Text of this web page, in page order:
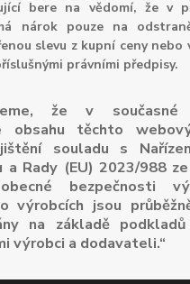
bere na vědomí, že v
nárok pouze na
slevu z kupní ceny nebo
právními předpisy.
že v
obsahu těchto
souladu s
a Rady (EU) 2023/988
bezpečnosti
výrobcích jsou
na základě
výrobci a dodavateli.“